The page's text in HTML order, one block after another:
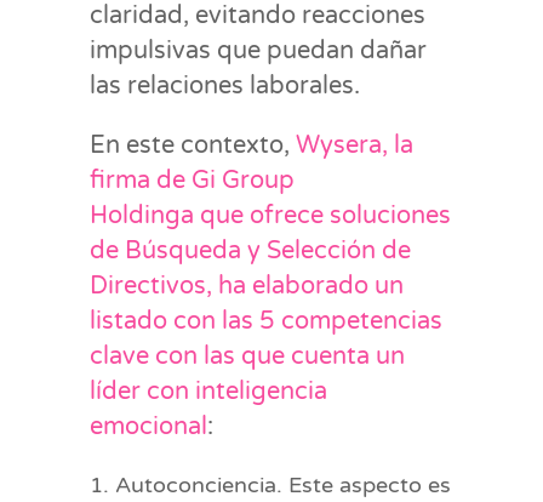
claridad, evitando reacciones
impulsivas que puedan dañar
las relaciones laborales.
En este contexto, Wysera, la
firma de Gi Group
Holdinga que ofrece soluciones
de Búsqueda y Selección de
Directivos, ha elaborado un
listado con las 5 competencias
clave con las que cuenta un
líder con inteligencia
emocional:
Autoconciencia. Este aspecto es